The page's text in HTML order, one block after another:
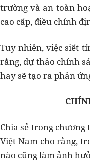
trường và an toàn
cao cấp, điều chỉnh
Tuy nhiên, việc siết
rằng, dự thảo chính
hay sẽ tạo ra phản
Chia sẻ trong
Việt Nam cho rằng,
nào cũng làm ảnh